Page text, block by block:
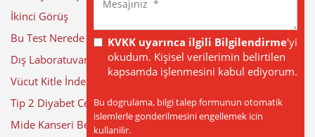
KVKK uyarınca ilgili Bilgilendirme'yi
okudum. Kişisel verilerimin belirtilen
kapsamda işlenmesini kabul ediyorum.
Bu dogrulama, bilgi talep formunun otomatik
islemlerle gonderilmesini engellemek icin
kullanilir.
İkinci Görüş
Bu Test Nerede Yapılıyor?
Dış Laboratuvar Sonuçları
Vücut Kitle İndeksi Hesaplama
Tip 2 Diyabet Cerrahisi
Mide Kanseri Belirtileri